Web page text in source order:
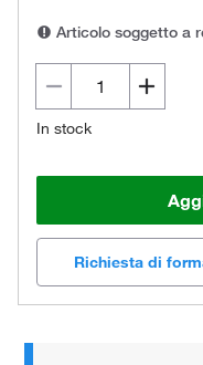
Articolo soggetto a
In stock
Richiesta di